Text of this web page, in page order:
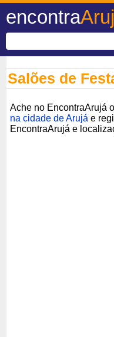
encontra
Salões de
Ache no EncontraArujá
na cidade de Arujá e
EncontraArujá e